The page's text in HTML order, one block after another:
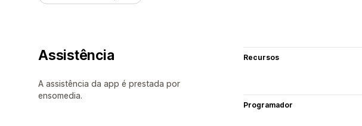
Assistência
A assistência da app é prestada por
ensomedia.
Recursos
Programador